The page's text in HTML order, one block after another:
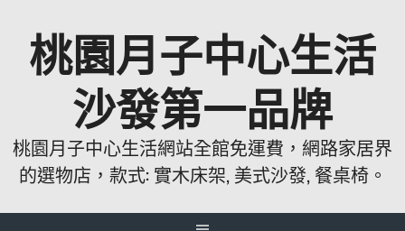
桃園月子中心生活
沙發第一品牌
桃園月子中心生活網站全館免運費，網路家居界
的選物店，款式: 實木床架, 美式沙發, 餐桌椅。